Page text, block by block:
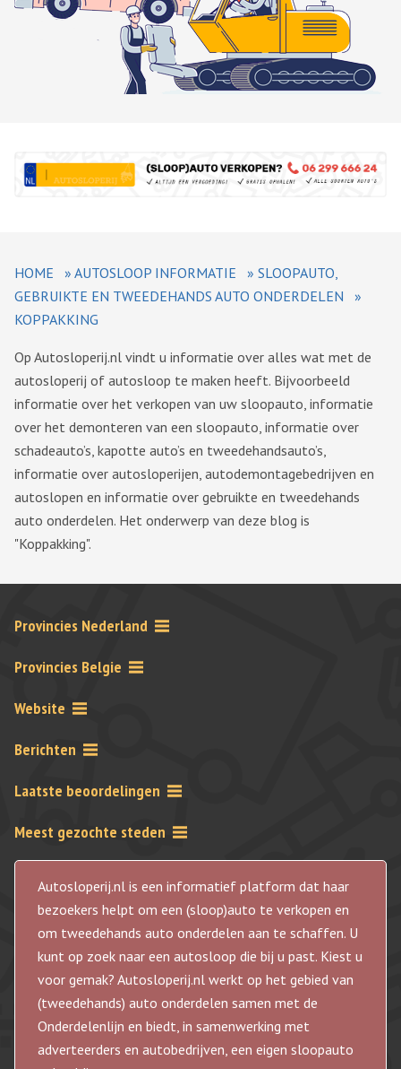
HOME » AUTOSLOOP INFORMATIE » SLOOPAUTO,
GEBRUIKTE EN TWEEDEHANDS AUTO ONDERDELEN
»
KOPPAKKING
Op Autosloperij.nl vindt u informatie over alles wat met de
autosloperij of autosloop te maken heeft. Bijvoorbeeld
informatie over het verkopen van uw sloopauto, informatie
over het demonteren van een sloopauto, informatie over
schadeauto’s, kapotte auto’s en tweedehandsauto’s,
informatie over autosloperijen, autodemontagebedrijven en
autoslopen en informatie over gebruikte en tweedehands
auto onderdelen. Het onderwerp van deze blog is
"Koppakking".
Provincies Nederland
Provincies Belgie
Website
Berichten
Laatste beoordelingen
Meest gezochte steden
Autosloperij.nl is een informatief platform dat haar
bezoekers helpt om een (sloop)auto te verkopen en
om tweedehands auto onderdelen aan te schaffen. U
kunt op zoek naar een autosloop die bij u past. Kiest u
voor gemak? Autosloperij.nl werkt op het gebied van
(tweedehands) auto onderdelen samen met de
Onderdelenlijn en biedt, in samenwerking met
adverteerders en autobedrijven, een eigen sloopauto